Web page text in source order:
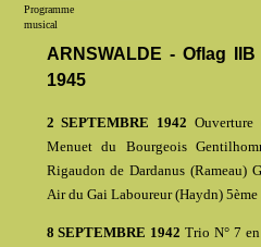
Programme
musical
ARNSWALDE - Oflag
1945
2 SEPTEMBRE 1942
Menuet du Bourgeois
Rigaudon de Dardanus (Rameau)
Air du Gai Laboureur (Haydn)
8 SEPTEMBRE 1942 Trio N° 7